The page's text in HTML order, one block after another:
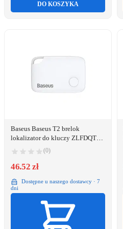
DO KOSZYKA
Baseus Baseus T2 brelok
lokalizator do kluczy ZLFDQT2-
(0)
46.52 zł
Dostępne u naszego dostawcy · 7
dni